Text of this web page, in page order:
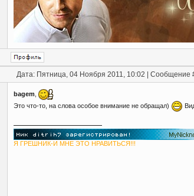
Дата: Пятница, 04 Ноября 2011, 10:02 | Сообщение
bagem
Это что-то, на слова особое внимание не обращал)
Я ГРЕШНИК-И МНЕ ЭТО НРАВИТЬСЯ!!!